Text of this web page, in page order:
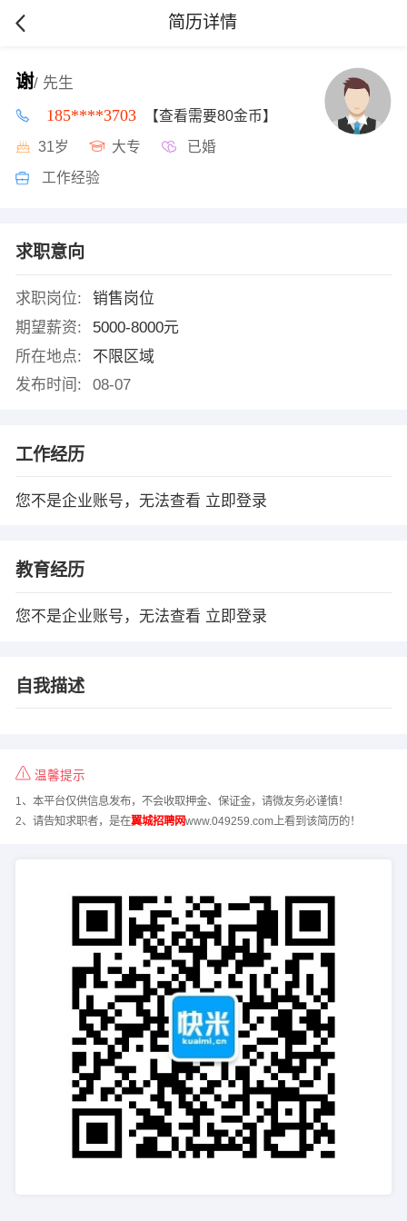
简历详情
谢/ 先生
185****3703 【查看需要80金币】
31岁 大专 已婚
工作经验
求职意向
求职岗位:
销售岗位
期望薪资:
5000-8000元
所在地点:
不限区域
发布时间:
08-07
工作经历
您不是企业账号，无法查看 立即登录
教育经历
您不是企业账号，无法查看 立即登录
自我描述
温馨提示
1、本平台仅供信息发布，不会收取押金、保证金，请微友务必谨慎！
2、请告知求职者，是在翼城招聘网www.049259.com上看到该简历的！